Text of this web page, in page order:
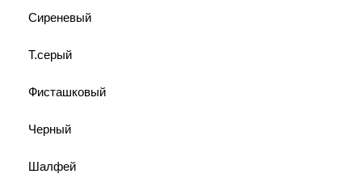
Сиреневый
Т.серый
Фисташковый
Черный
Шалфей